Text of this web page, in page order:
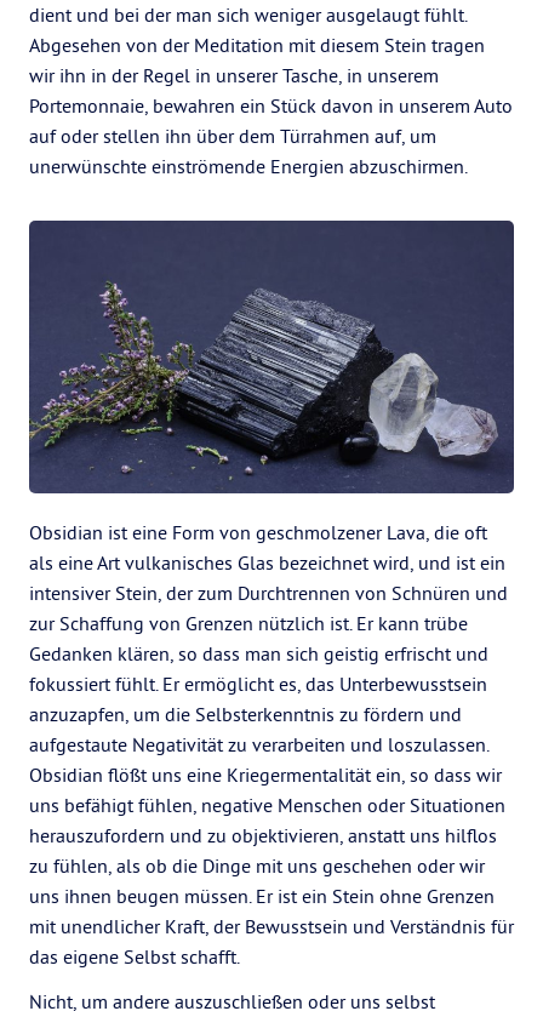
dient und bei der man sich weniger ausgelaugt fühlt.
Abgesehen von der Meditation mit diesem Stein tragen
wir ihn in der Regel in unserer Tasche, in unserem
Portemonnaie, bewahren ein Stück davon in unserem Auto
auf oder stellen ihn über dem Türrahmen auf, um
unerwünschte einströmende Energien abzuschirmen.
Obsidian ist eine Form von geschmolzener Lava, die oft
als eine Art vulkanisches Glas bezeichnet wird, und ist ein
intensiver Stein, der zum Durchtrennen von Schnüren und
zur Schaffung von Grenzen nützlich ist. Er kann trübe
Gedanken klären, so dass man sich geistig erfrischt und
fokussiert fühlt. Er ermöglicht es, das Unterbewusstsein
anzuzapfen, um die Selbsterkenntnis zu fördern und
aufgestaute Negativität zu verarbeiten und loszulassen.
Obsidian flößt uns eine Kriegermentalität ein, so dass wir
uns befähigt fühlen, negative Menschen oder Situationen
herauszufordern und zu objektivieren, anstatt uns hilflos
zu fühlen, als ob die Dinge mit uns geschehen oder wir
uns ihnen beugen müssen. Er ist ein Stein ohne Grenzen
mit unendlicher Kraft, der Bewusstsein und Verständnis für
das eigene Selbst schafft.
Nicht, um andere auszuschließen oder uns selbst